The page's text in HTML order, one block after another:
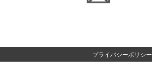
プライバシーポリシー